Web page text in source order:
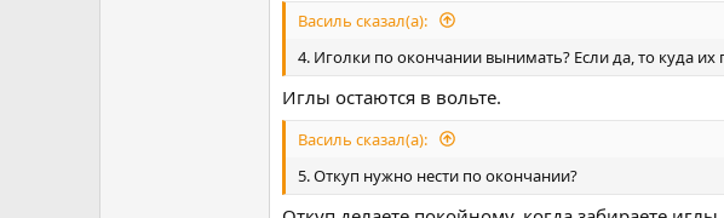
Василь сказал(а):
4. Иголки по окончании вынимать? Если да, то куда их
Иглы остаются в вольте.
Василь сказал(а):
5. Откуп нужно нести по окончании?